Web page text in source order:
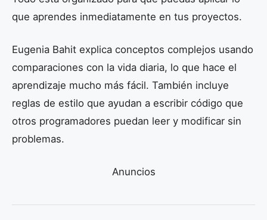
que aprendes inmediatamente en tus proyectos.
Eugenia Bahit explica conceptos complejos usando
comparaciones con la vida diaria, lo que hace el
aprendizaje mucho más fácil. También incluye
reglas de estilo que ayudan a escribir código que
otros programadores puedan leer y modificar sin
problemas.
Anuncios